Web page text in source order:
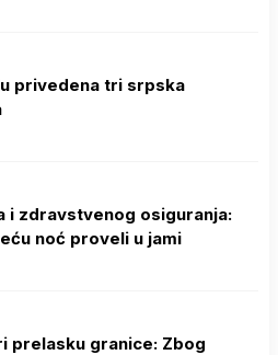
privedena tri srpska
i zdravstvenog osiguranja:
noć proveli u jami
prelasku granice: Zbog